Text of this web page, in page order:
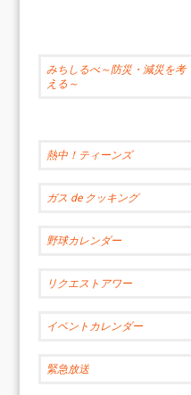
みちしるべ～防災・減災を考
える～
熱中！ティーンズ
ガス de クッキング
野球カレンダー
リクエストアワー
イベントカレンダー
緊急放送